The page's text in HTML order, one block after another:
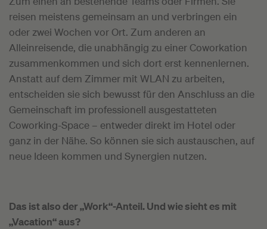
reisen meistens gemeinsam an und verbringen ein
oder zwei Wochen vor Ort. Zum anderen an
Alleinreisende, die unabhängig zu einer Coworkation
zusammenkommen und sich dort erst kennenlernen.
Anstatt auf dem Zimmer mit WLAN zu arbeiten,
entscheiden sie sich bewusst für den Anschluss an die
Gemeinschaft im professionell ausgestatteten
Coworking-Space – entweder direkt im Hotel oder
ganz in der Nähe. So können sie sich austauschen, auf
neue Ideen kommen und Synergien nutzen.
Das ist also der „Work“-Anteil. Und wie sieht es mit
„Vacation“ aus?